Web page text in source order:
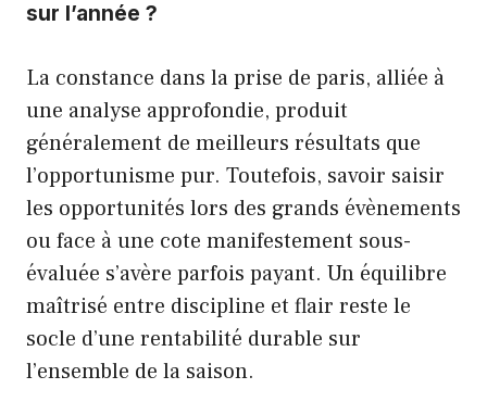
sur l’année ?
La constance dans la prise de paris, alliée à
une analyse approfondie, produit
généralement de meilleurs résultats que
l’opportunisme pur. Toutefois, savoir saisir
les opportunités lors des grands évènements
ou face à une cote manifestement sous-
évaluée s’avère parfois payant. Un équilibre
maîtrisé entre discipline et flair reste le
socle d’une rentabilité durable sur
l’ensemble de la saison.